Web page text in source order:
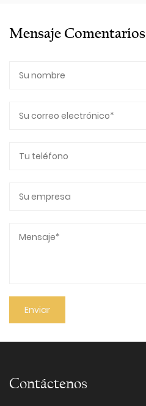
Mensaje Comentarios
Contáctenos